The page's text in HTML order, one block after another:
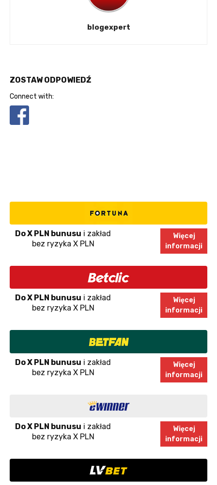
blogexpert
ZOSTAW ODPOWIEDŹ
Connect with:
Do X PLN bunusu i zakład
bez ryzyka X PLN
Więcej
informacji
Do X PLN bunusu i zakład
bez ryzyka X PLN
Więcej
informacji
Do X PLN bunusu i zakład
bez ryzyka X PLN
Więcej
informacji
Do X PLN bunusu i zakład
bez ryzyka X PLN
Więcej
informacji